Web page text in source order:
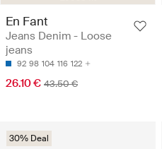
En Fant
Jeans Denim - Loose
jeans
92 98 104 116 122
26.10 € 43.50 €
30% Deal